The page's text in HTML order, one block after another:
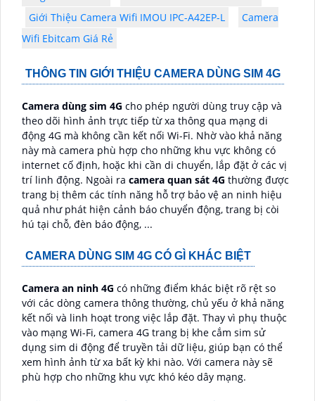
Giới Thiệu Camera Wifi IMOU IPC-A42EP-L
Camera
Wifi Ebitcam Giá Rẻ
THÔNG TIN GIỚI THIỆU CAMERA DÙNG SIM 4G
Camera dùng sim 4G cho phép người dùng truy cập và
theo dõi hình ảnh trực tiếp từ xa thông qua mạng di
động 4G mà không cần kết nối Wi-Fi. Nhờ vào khả năng
này mà camera phù hợp cho những khu vực không có
internet cố định, hoặc khi cần di chuyển, lắp đặt ở các vị
trí linh động. Ngoài ra camera quan sát 4G thường được
trang bị thêm các tính năng hỗ trợ bảo vệ an ninh hiệu
quả như phát hiện cảnh báo chuyển động, trang bị còi
hú tại chỗ, đèn báo động, ...
CAMERA DÙNG SIM 4G CÓ GÌ KHÁC BIỆT
Camera an ninh 4G có những điểm khác biệt rõ rệt so
với các dòng camera thông thường, chủ yếu ở khả năng
kết nối và linh hoạt trong việc lắp đặt. Thay vì phụ thuộc
vào mạng Wi-Fi, camera 4G trang bị khe cắm sim sử
dụng sim di động để truyền tải dữ liệu, giúp bạn có thể
xem hình ảnh từ xa bất kỳ khi nào. Với camera này sẽ
phù hợp cho những khu vực khó kéo dây mạng.